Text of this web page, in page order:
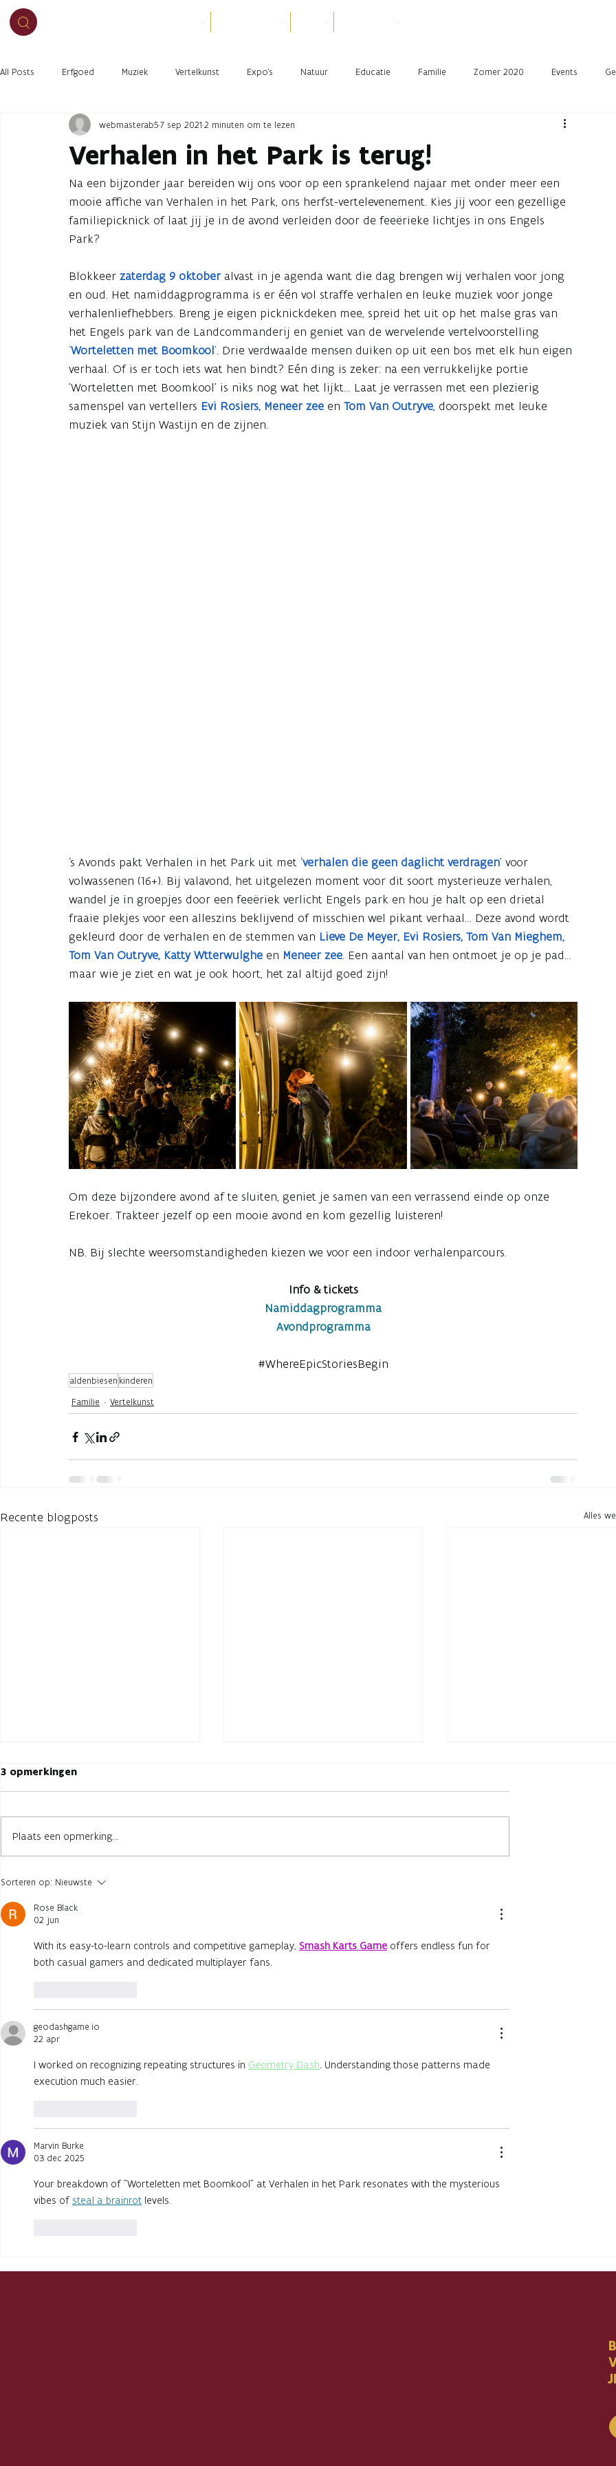
All Posts Erfgoed Muziek Vertelkunst Expo's Natuur Educatie Familie Zomer 2020 Events
Verhalen in het Park is terug!
webmasterab57 sep 2021 2 minuten om te lezen
Na een bijzonder jaar bereiden wij ons voor op een sprankelend najaar met onder meer een
mooie affiche van Verhalen in het Park, ons herfst-vertelevenement. Kies jij voor een gezellige
familiepicknick of laat jij je in de avond verleiden door de feeërieke lichtjes in ons Engels
Park?
Blokkeer zaterdag 9 oktober alvast in je agenda want die dag brengen wij verhalen voor jong
en oud. Het namiddagprogramma is er één vol straffe verhalen en leuke muziek voor jonge
verhalenliefhebbers. Breng je eigen picknickdeken mee, spreid het uit op het malse gras van
het Engels park van de Landcommanderij en geniet van de wervelende vertelvoorstelling
‘Worteletten met Boomkool’. Drie verdwaalde mensen duiken op uit een bos met elk hun eigen
verhaal. Of is er toch iets wat hen bindt? Eén ding is zeker: na een verrukkelijke portie
'Worteletten met Boomkool' is niks nog wat het lijkt… Laat je verrassen met een plezierig
samenspel van vertellers Evi Rosiers, Meneer zee en Tom Van Outryve, doorspekt met leuke
muziek van Stijn Wastijn en de zijnen.
‘s Avonds pakt Verhalen in het Park uit met ‘verhalen die geen daglicht verdragen’ voor
volwassenen (16+). Bij valavond, het uitgelezen moment voor dit soort mysterieuze verhalen,
wandel je in groepjes door een feeëriek verlicht Engels park en hou je halt op een drietal
fraaie plekjes voor een alleszins beklijvend of misschien wel pikant verhaal… Deze avond wordt
gekleurd door de verhalen en de stemmen van Lieve De Meyer, Evi Rosiers, Tom Van Mieghem,
Tom Van Outryve, Katty Wtterwulghe en Meneer zee. Een aantal van hen ontmoet je op je pad…
maar wie je ziet en wat je ook hoort, het zal altijd goed zijn!
Om deze bijzondere avond af te sluiten, geniet je samen van een verrassend einde op onze
Erekoer. Trakteer jezelf op een mooie avond en kom gezellig luisteren!
NB. Bij slechte weersomstandigheden kiezen we voor een indoor verhalenparcours.
Info & tickets
Namiddagprogramma
Avondprogramma
#WhereEpicStoriesBegin
aldenbiesen kinderen
Familie
Vertelkunst
Recente blogposts Alles
28 jaar Vertelfestival:
talent in Alden Biesen
3 opmerkingen
Plaats een opmerking...
Sorteren op: Nieuwste
Rose Black
02 jun
With its easy-to-learn controls and competitive gameplay, Smash Karts Game offers endless fun for
both casual gamers and dedicated multiplayer fans.
geodashgame.io
22 apr
I worked on recognizing repeating structures in Geometry Dash. Understanding those patterns made
execution much easier.
Marvin Burke
03 dec 2025
Your breakdown of "Worteletten met Boomkool" at Verhalen in het Park resonates with the mysterious
vibes of steal a brainrot levels.